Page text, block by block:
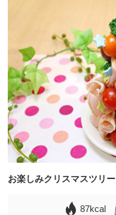
お楽しみクリスマスツリー
87kcal